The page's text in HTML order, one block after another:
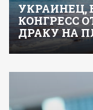
УКРАИНЕЦ,
КОНГРЕСС
ДРАКУ НА